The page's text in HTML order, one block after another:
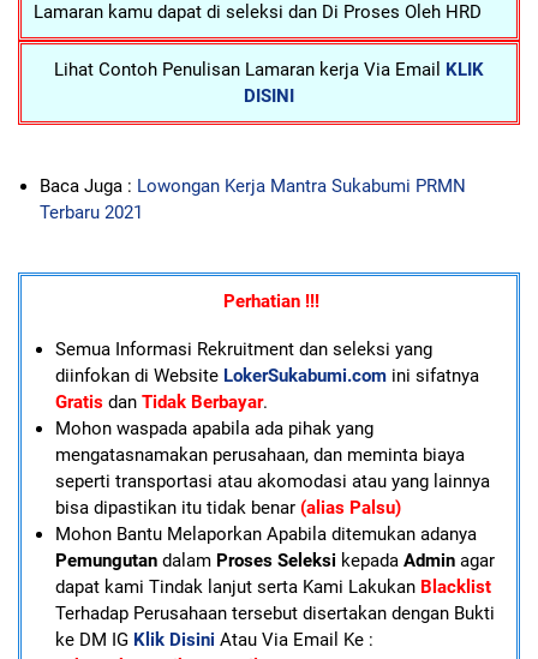
Lamaran kamu dapat di seleksi dan Di Proses Oleh HRD
Lihat Contoh Penulisan Lamaran kerja Via Email KLIK
DISINI
Baca Juga : Lowongan Kerja Mantra Sukabumi PRMN
Terbaru 2021
Perhatian !!!
Semua Informasi Rekruitment dan seleksi yang
diinfokan di Website LokerSukabumi.comini sifatnya
Gratisdan Tidak Berbayar.
Mohon waspada apabila ada pihak yang
mengatasnamakan perusahaan, dan meminta biaya
seperti transportasi atau akomodasi atau yang lainnya
bisa dipastikan itu tidak benar (alias Palsu)
Mohon Bantu Melaporkan Apabila ditemukan adanya
Pemungutandalam Proses Seleksi kepada Adminagar
dapat kami Tindak lanjut serta Kami LakukanBlacklist
Terhadap Perusahaan tersebut disertakan dengan Bukti
ke DM IG Klik Disini Atau Via Email Ke :